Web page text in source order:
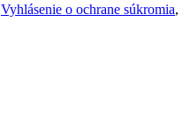
Vyhlásenie o ochrane súkromia,